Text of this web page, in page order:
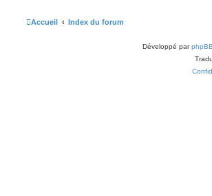
Accueil Index du forum
Développé parphpBB